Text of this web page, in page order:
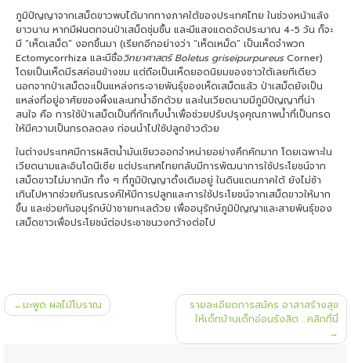
ภูมิปัญญาจากเสม็ดขาวพบได้มากทางภาคใต้ของประเทศไทย ในช่วงหน้าแล้ง
ยาวนาน หากมีฝนตกจนป่าเสม็ดชุ่มชื้น และมีแสงแดดจัดประมาณ 4-5 วัน ก็จะ
มี “เห็ดเสม็ด” งอกขึ้นมา (เรียกอีกอย่างว่า “เห็ดเหม็ด” เป็นเห็ดจำพวก
Ectomycorrhiza และมีชื่อวิทยาศาสตร์Boletus griseipurpureusCorner)
โดยเป็นเห็ดมีรสค่อนข้างขม แต่ถือเป็นเห็ดยอดนิยมของชาวใต้เลยทีเดียว
นอกจากป่าเสม็ดจะเป็นแหล่งกระจายพันธุ์ของเห็ดเสม็ดแล้ว ป่าเสม็ดยังเป็น
แหล่งที่อยู่อาศัยของผึ้งและนกน้ำอีกด้วย และในเวียดนามมีภูมิปัญญาที่น่า
สนใจ คือ การใช้ป่าเสม็ดเป็นที่กักเก็บน้ำเพื่อช่วยปรับปรุงคุณภาพน้ำที่เป็นกรด
ให้มีความเป็นกรดลดลง ก่อนนำไปใช้ปลูกข้าวด้วย
ในต่างประเทศมีการผลิตน้ำมันเขียวออกจำหน่ายอย่างคึกคักมาก โดยเฉพาะใน
เวียดนามและอินโดนีเซีย แต่ประเทศไทยกลับมีการพัฒนาการใช้ประโยชน์จาก
เสม็ดขาวไม่มากนัก ทั้ง ๆ ที่ภูมิปัญญาดั้งเดิมอยู่ ในดินแดนภาคใต้ ยังไม่ช้า
เกินไปหากช่วยกันรณรงค์ให้มีการปลูกและการใช้ประโยชน์จากเสม็ดขาวให้มาก
ขึ้น และช่วยกันอนุรักษ์ป่าชายทะเลด้วย เพื่ออนุรักษ์ภูมิปัญญาและสายพันธุ์ของ
เสม็ดขาวเพื่อประโยชน์ต่อประชาชนวงกว้างต่อไป
แนะแนว
เรื่อง
มะพูด ผลไม้โบราณ
รายละเอียดการสมัคร อาสาสร้างสุข
ให้เด็กบ้านเด็กอ่อนรังสิต …คลิกที่นี่